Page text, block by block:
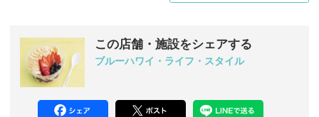
この店舗・施設をシェアする
ブルーハワイ・ライフ・スタイル